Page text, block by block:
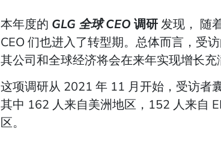
本年度的 GLG 全球 CEO 调研发现， 随
CEO 们也进入了转型期。总体而言，受
其公司和全球经济将会在来年实现增长充
这项调研从 2021 年 11 月开始，受访者
其中 162 人来自美洲地区，152 人来自
区。